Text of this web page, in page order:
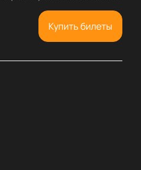
Купить билеты